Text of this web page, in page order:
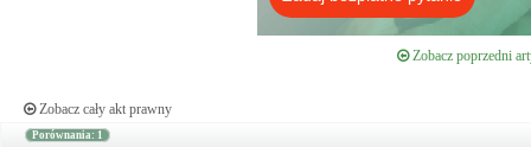
Zobacz poprzedni
Zobacz cały akt prawny
Porównania: 1